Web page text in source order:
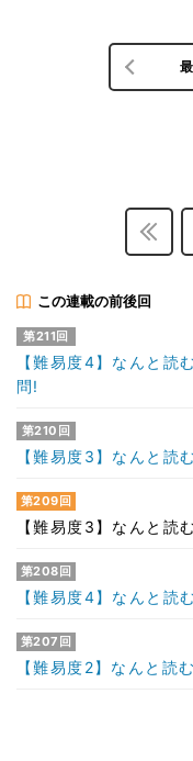
この連載の前後回
第211回
【難易度4】なんと読
問!
第210回
【難易度3】なんと読
第209回
【難易度3】なんと
第208回
【難易度4】なんと読
第207回
【難易度2】なんと